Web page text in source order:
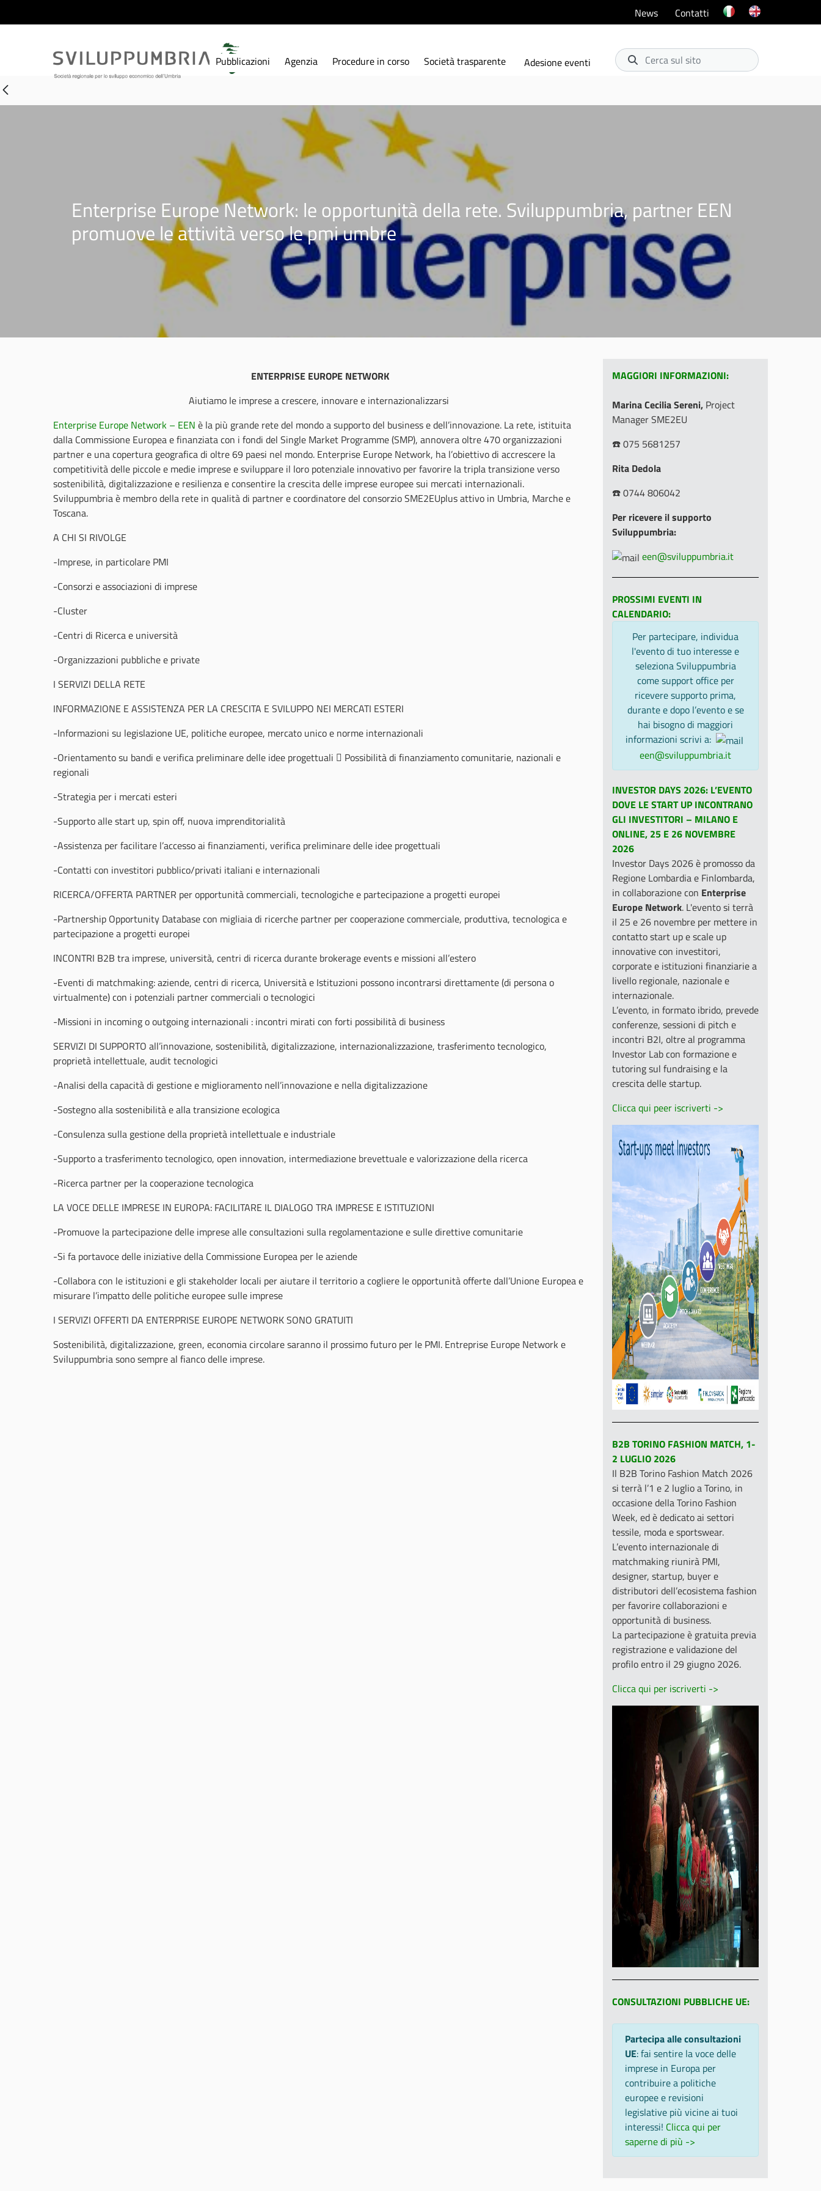
News Contatti
Cerca sul sito
Adesione eventi
Pubblicazioni Agenzia Procedure in corso Società trasparente
Enterprise Europe Network: le opportunità della rete. Sviluppumbria, partner EEN
promuove le attività verso le pmi umbre
ENTERPRISE EUROPE NETWORK
Aiutiamo le imprese a crescere, innovare e internazionalizzarsi
Enterprise Europe Network – EEN è la più grande rete del mondo a supporto del business e dell’innovazione. La rete, istituita
dalla Commissione Europea e finanziata con i fondi del Single Market Programme (SMP), annovera oltre 470 organizzazioni
partner e una copertura geografica di oltre 69 paesi nel mondo. Enterprise Europe Network, ha l’obiettivo di accrescere la
competitività delle piccole e medie imprese e sviluppare il loro potenziale innovativo per favorire la tripla transizione verso
sostenibilità, digitalizzazione e resilienza e consentire la crescita delle imprese europee sui mercati internazionali.
Sviluppumbria è membro della rete in qualità di partner e coordinatore del consorzio SME2EUplus attivo in Umbria, Marche e
Toscana.
A CHI SI RIVOLGE
-Imprese, in particolare PMI
-Consorzi e associazioni di imprese
-Cluster
-Centri di Ricerca e università
-Organizzazioni pubbliche e private
I SERVIZI DELLA RETE
INFORMAZIONE E ASSISTENZA PER LA CRESCITA E SVILUPPO NEI MERCATI ESTERI
-Informazioni su legislazione UE, politiche europee, mercato unico e norme internazionali
-Orientamento su bandi e verifica preliminare delle idee progettuali  Possibilità di finanziamento comunitarie, nazionali e
regionali
-Strategia per i mercati esteri
-Supporto alle start up, spin off, nuova imprenditorialità
-Assistenza per facilitare l’accesso ai finanziamenti, verifica preliminare delle idee progettuali
-Contatti con investitori pubblico/privati italiani e internazionali
RICERCA/OFFERTA PARTNER per opportunità commerciali, tecnologiche e partecipazione a progetti europei
-Partnership Opportunity Database con migliaia di ricerche partner per cooperazione commerciale, produttiva, tecnologica e
partecipazione a progetti europei
INCONTRI B2B tra imprese, università, centri di ricerca durante brokerage events e missioni all’estero
-Eventi di matchmaking: aziende, centri di ricerca, Università e Istituzioni possono incontrarsi direttamente (di persona o
virtualmente) con i potenziali partner commerciali o tecnologici
-Missioni in incoming o outgoing internazionali : incontri mirati con forti possibilità di business
SERVIZI DI SUPPORTO all’innovazione, sostenibilità, digitalizzazione, internazionalizzazione, trasferimento tecnologico,
proprietà intellettuale, audit tecnologici
-Analisi della capacità di gestione e miglioramento nell’innovazione e nella digitalizzazione
-Sostegno alla sostenibilità e alla transizione ecologica
-Consulenza sulla gestione della proprietà intellettuale e industriale
-Supporto a trasferimento tecnologico, open innovation, intermediazione brevettuale e valorizzazione della ricerca
-Ricerca partner per la cooperazione tecnologica
LA VOCE DELLE IMPRESE IN EUROPA: FACILITARE IL DIALOGO TRA IMPRESE E ISTITUZIONI
-Promuove la partecipazione delle imprese alle consultazioni sulla regolamentazione e sulle direttive comunitarie
-Si fa portavoce delle iniziative della Commissione Europea per le aziende
-Collabora con le istituzioni e gli stakeholder locali per aiutare il territorio a cogliere le opportunità offerte dall’Unione Europea e
misurare l’impatto delle politiche europee sulle imprese
I SERVIZI OFFERTI DA ENTERPRISE EUROPE NETWORK SONO GRATUITI
Sostenibilità, digitalizzazione, green, economia circolare saranno il prossimo futuro per le PMI. Entreprise Europe Network e
Sviluppumbria sono sempre al fianco delle imprese.
MAGGIORI INFORMAZIONI:
Marina Cecilia Sereni, Project
Manager SME2EU
☎️ 075 5681257
Rita Dedola
☎️ 0744 806042
Per ricevere il supporto
Sviluppumbria:
een@sviluppumbria.it
PROSSIMI EVENTI IN
CALENDARIO:
Per partecipare, individua
l'evento di tuo interesse e
seleziona Sviluppumbria
come support office per
ricevere supporto prima,
durante e dopo l’evento e se
hai bisogno di maggiori
informazioni scrivi a:
een@sviluppumbria.it
INVESTOR DAYS 2026: L’EVENTO
DOVE LE START UP INCONTRANO
GLI INVESTITORI – MILANO E
ONLINE, 25 E 26 NOVEMBRE
2026
Investor Days 2026 è promosso da
Regione Lombardia e Finlombarda,
in collaborazione con Enterprise
Europe Network. L'evento si terrà
il 25 e 26 novembre per mettere in
contatto start up e scale up
innovative con investitori,
corporate e istituzioni finanziarie a
livello regionale, nazionale e
internazionale.
L’evento, in formato ibrido, prevede
conferenze, sessioni di pitch e
incontri B2I, oltre al programma
Investor Lab con formazione e
tutoring sul fundraising e la
crescita delle startup.
Clicca qui peer iscriverti ->
B2B TORINO FASHION MATCH, 1-
2 LUGLIO 2026
Il B2B Torino Fashion Match 2026
si terrà l’1 e 2 luglio a Torino, in
occasione della Torino Fashion
Week, ed è dedicato ai settori
tessile, moda e sportswear.
L’evento internazionale di
matchmaking riunirà PMI,
designer, startup, buyer e
distributori dell’ecosistema fashion
per favorire collaborazioni e
opportunità di business.
La partecipazione è gratuita previa
registrazione e validazione del
profilo entro il 29 giugno 2026.
Clicca qui per iscriverti ->
CONSULTAZIONI PUBBLICHE UE:
Partecipa alle consultazioni
UE: fai sentire la voce delle
imprese in Europa per
contribuire a politiche
europee e revisioni
legislative più vicine ai tuoi
interessi! Clicca qui per
saperne di più ->